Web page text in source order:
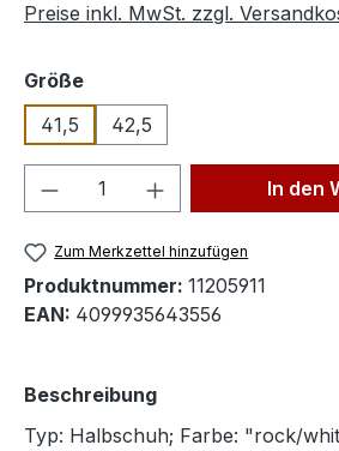
Preise inkl. MwSt. zzgl.
Größeauswählen
41,5
42,5
Produkt Anzahl: GibIn den
Zum Merkzettel hinzufügen
Produktnummer: 11205911
EAN: 4099935643556
Beschreibung
Typ: Halbschuh; Farbe: "rock/